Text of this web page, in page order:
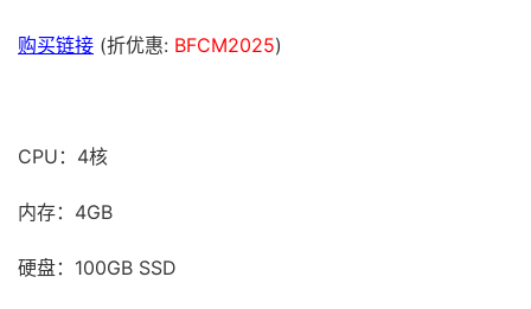
购买链接 (折优惠: BFCM2025)
CPU：4核
内存：4GB
硬盘：100GB SSD